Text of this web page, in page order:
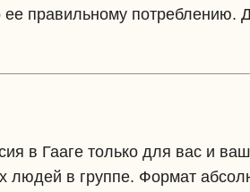
правильному потреблению.
в Гааге только для вас и
в группе. Формат